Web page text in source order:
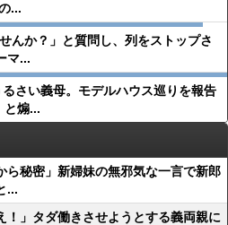
...
んか？」と質問し、列をストップさ
マ...
るさい義母。モデルハウス巡りを報告
と煽...
ら秘密」新婦妹の無邪気な一言で新郎
...
！」タダ働きさせようとする義両親に